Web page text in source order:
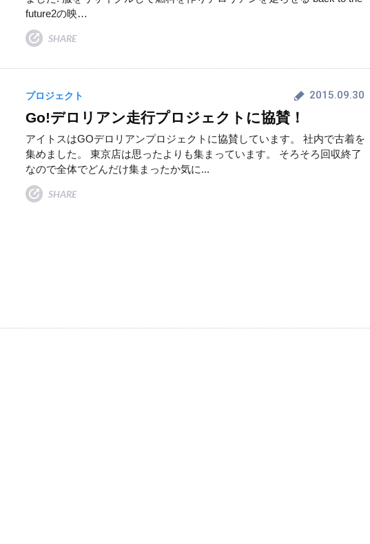
future2の映…
SHARE
プロジェクト 2015.09.30
Go!デロリアン走行プロジェクトに協賛！
アイトスはGOデロリアンプロジェクトに協賛しています。 社内で古着を
集めました。 東京店は思ったよりも集まっています。 そろそろ回収終了
なので全体でどんだけ集まったか気に...
SHARE